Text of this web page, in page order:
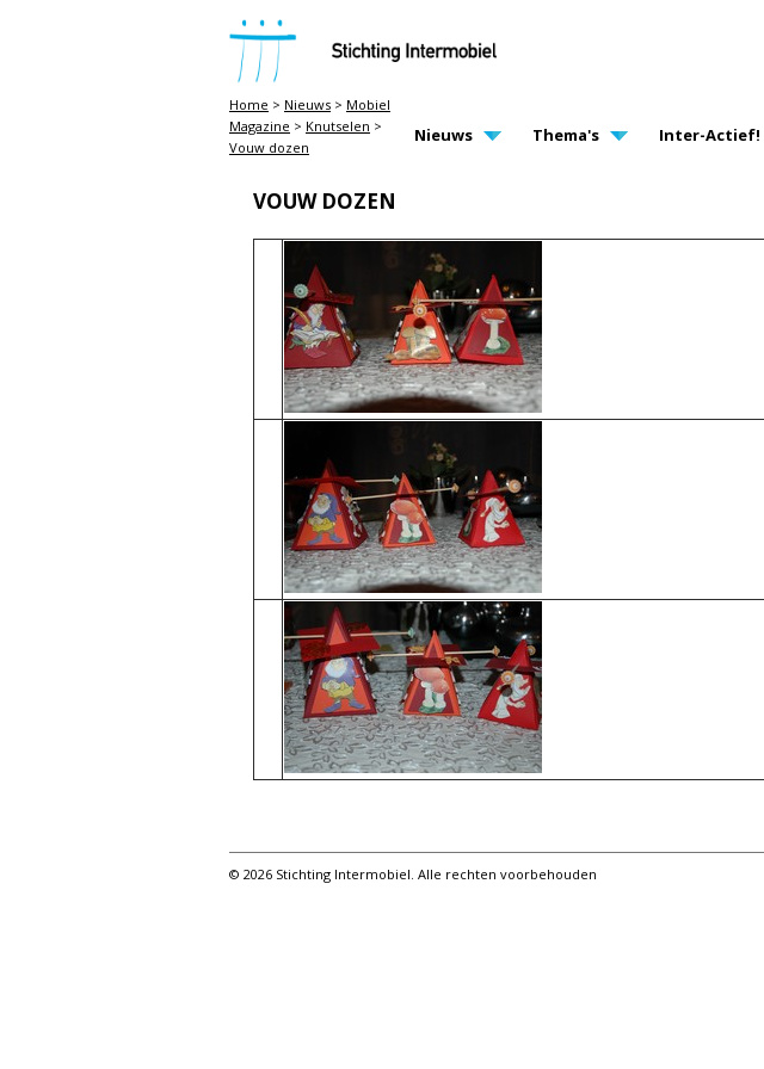
STICHTING INTERMOBIEL
MAIN PAGE NAVIGATION
Nieuws Thema's Inter-Actief!
Home > Nieuws > Mobiel
Magazine > Knutselen >
Vouw dozen
VOUW DOZEN
© 2026 Stichting Intermobiel. Alle rechten voorbehouden